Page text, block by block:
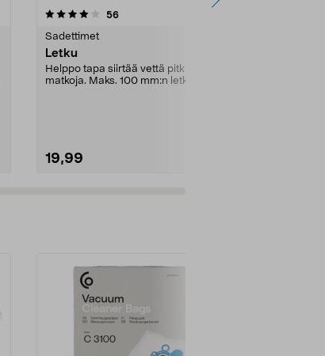
56arvostelut
Sadettimet
Letku
Helppo tapa siirtää vettä pitkiä
matkoja. Maks. 100 mm:n letkulle.
19,99
4.5 viidestä